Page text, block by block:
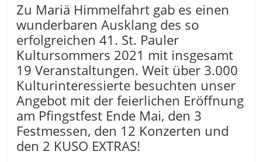
Zu Mariä Himmelfahrt gab es einen
wunderbaren Ausklang des so
erfolgreichen 41. St. Pauler
Kultursommers 2021 mit insgesamt
19 Veranstaltungen. Weit über 3.000
Kulturinteressierte besuchten unser
Angebot mit der feierlichen Eröffnung
am Pfingstfest Ende Mai, den 3
Festmessen, den 12 Konzerten und
den 2 KUSO EXTRAS!